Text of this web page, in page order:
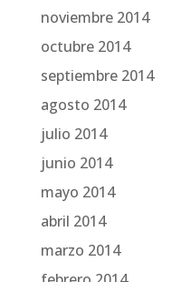
noviembre 2014
octubre 2014
septiembre 2014
agosto 2014
julio 2014
junio 2014
mayo 2014
abril 2014
marzo 2014